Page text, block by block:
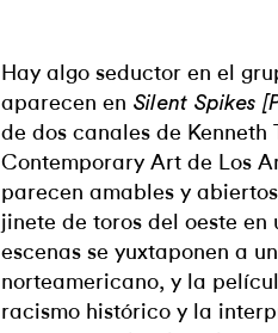
Hay algo seductor en el
aparecen en Silent Spikes
de dos canales de
Contemporary Art de Los
parecen amables y
jinete de toros del oeste
escenas se yuxtaponen a
norteamericano, y la
racismo histórico y la